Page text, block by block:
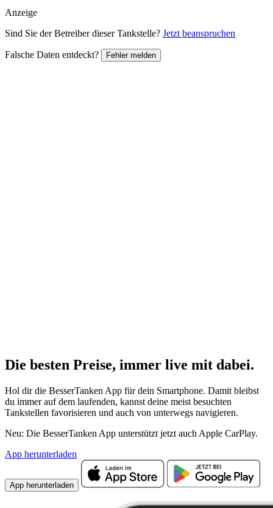
Anzeige
Sind Sie der Betreiber dieser Tankstelle? Jetzt beanspruchen
Falsche Daten entdeckt? Fehler melden
Die besten Preise, immer live mit dabei.
Hol dir die BesserTanken App für dein Smartphone. Damit bleibst
du immer auf dem laufenden, kannst deine meist besuchten
Tankstellen favorisieren und auch von unterwegs navigieren.
Neu: Die BesserTanken App unterstützt jetzt auch Apple CarPlay.
App herunterladen
App herunterladen